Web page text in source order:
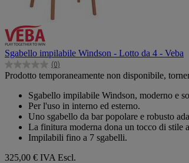
Sgabello impilabile Windson - Lotto da 4 - Veba
(0)
0.0
su
Prodotto temporaneamente non disponibile,
Sgabello impilabile Windson, moderno e
Per l'uso in interno ed esterno.
Uno sgabello da bar popolare e robusto
La finitura moderna dona un tocco di stile
Impilabili fino a 7 sgabelli.
325,00 € IVA Escl.